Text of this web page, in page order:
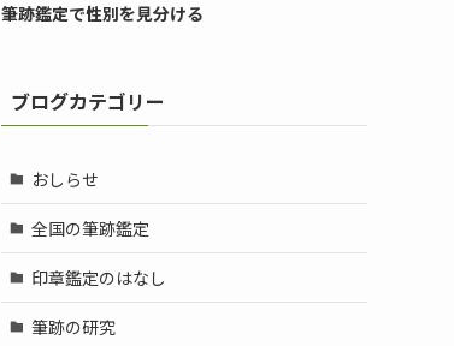
筆跡鑑定で性別を見分ける
ブログカテゴリー
おしらせ
全国の筆跡鑑定
印章鑑定のはなし
筆跡の研究